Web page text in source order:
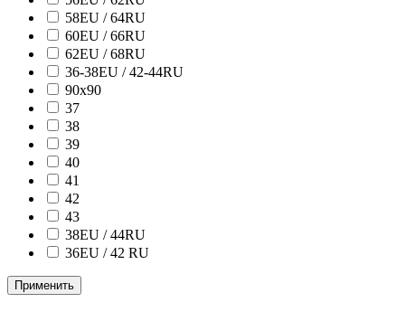
58EU / 64RU
60EU / 66RU
62EU / 68RU
36-38EU / 42-44RU
90х90
37
38
39
40
41
42
43
38ЕU / 44RU
36EU / 42 RU
Применить